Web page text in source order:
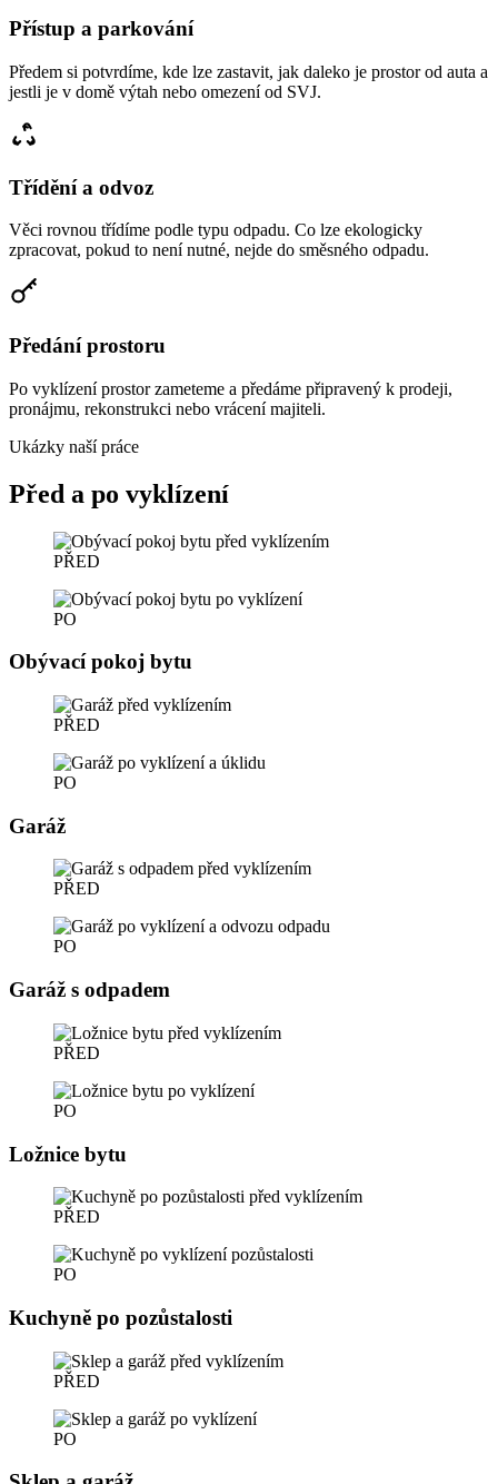
Přístup a parkování
Předem si potvrdíme, kde lze zastavit, jak daleko je prostor od auta a
jestli je v domě výtah nebo omezení od SVJ.
Třídění a odvoz
Věci rovnou třídíme podle typu odpadu. Co lze ekologicky
zpracovat, pokud to není nutné, nejde do směsného odpadu.
Předání prostoru
Po vyklízení prostor zameteme a předáme připravený k prodeji,
pronájmu, rekonstrukci nebo vrácení majiteli.
Ukázky naší práce
Před a po vyklízení
PŘED
PO
Obývací pokoj bytu
PŘED
PO
Garáž
PŘED
PO
Garáž s odpadem
PŘED
PO
Ložnice bytu
PŘED
PO
Kuchyně po pozůstalosti
PŘED
PO